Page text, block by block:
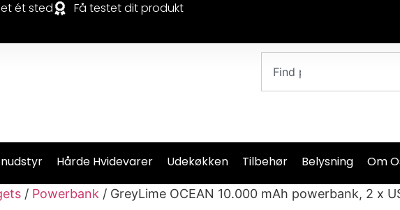
ét sted Få testet dit produkt
Hårde Hvidevarer Udekøkken Tilbehør Belysning Om
/ Powerbank / GreyLime OCEAN 10.000 mAh powerbank, 2 x